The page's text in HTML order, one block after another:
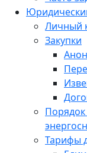
Личный
Закупки
Тарифы